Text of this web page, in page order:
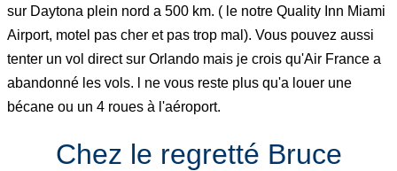
sur Daytona plein nord a 500 km. ( le notre Quality Inn Miami
Airport, motel pas cher et pas trop mal). Vous pouvez aussi
tenter un vol direct sur Orlando mais je crois qu'Air France a
abandonné les vols. l ne vous reste plus qu'a louer une
bécane ou un 4 roues à l'aéroport.
Chez le regretté Bruce